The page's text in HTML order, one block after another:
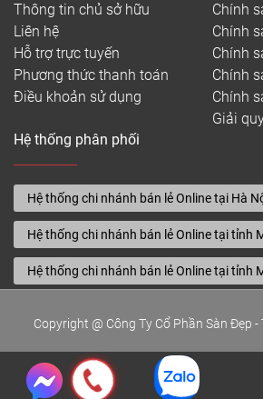
Thông tin chủ sở hữu
Liên hệ
Hỗ trợ trực tuyến
Phương thức thanh toán
Điều khoản sử dụng
Chính
Chính
Chính
Chính
Chính
Giải
Hệ thống phân phối
Hệ thống chi nhánh bán lẻ Online tại Hà
Hệ thống chi nhánh bán lẻ Online tại tỉnh
Hệ thống chi nhánh bán lẻ Online tại tỉnh
Copyright @ Công Ty Cổ Phần Sàn Đẹp